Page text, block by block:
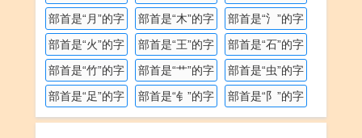
部首是“月”的字
部首是“木”的字
部首是“氵”的字
部首是“火”的字
部首是“王”的字
部首是“石”的字
部首是“竹”的字
部首是“艹”的字
部首是“虫”的字
部首是“足”的字
部首是“钅”的字 部首是“阝”的字